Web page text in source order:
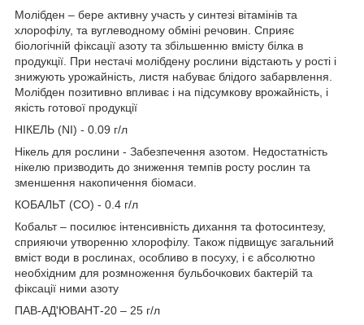
Молібден – бере активну участь у синтезі вітамінів та
хлорофілу, та вуглеводному обміні речовин. Сприяє
біологічній фіксації азоту та збільшенню вмісту білка в
продукції. При нестачі молібдену рослини відстають у рості і
знижують урожайність, листя набуває блідого забарвлення.
Молібден позитивно впливає і на підсумкову врожайність, і
якість готової продукції
НІКЕЛЬ (NI) - 0.09 г/л
Нікель для рослини - Забезпечення азотом. Недостатність
нікелю призводить до зниження темпів росту рослин та
зменшення накопичення біомаси.
КОБАЛЬТ (CO) - 0.4 г/л
Кобальт – посилює інтенсивність дихання та фотосинтезу,
сприяючи утворенню хлорофілу. Також підвищує загальний
вміст води в рослинах, особливо в посуху, і є абсолютно
необхідним для розмноження бульбочкових бактерій та
фіксації ними азоту
ПАВ-АД'ЮВАНТ-20 – 25 г/л